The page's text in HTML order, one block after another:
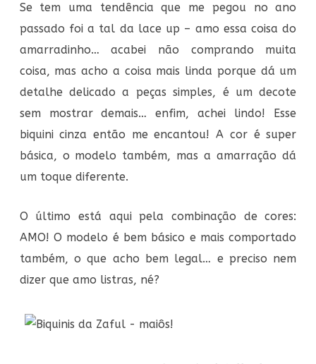
Se tem uma tendência que me pegou no ano
passado foi a tal da lace up – amo essa coisa do
amarradinho… acabei não comprando muita
coisa, mas acho a coisa mais linda porque dá um
detalhe delicado a peças simples, é um decote
sem mostrar demais… enfim, achei lindo! Esse
biquini cinza então me encantou! A cor é super
básica, o modelo também, mas a amarração dá
um toque diferente.
O último está aqui pela combinação de cores:
AMO! O modelo é bem básico e mais comportado
também, o que acho bem legal… e preciso nem
dizer que amo listras, né?